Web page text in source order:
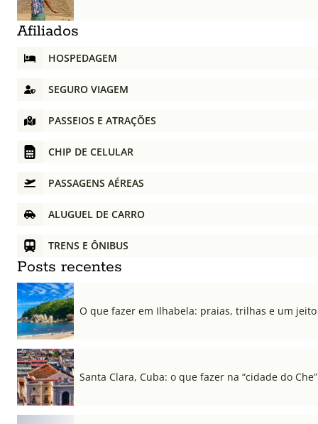
Afiliados
HOSPEDAGEM
SEGURO VIAGEM
PASSEIOS E ATRAÇÕES
CHIP DE CELULAR
PASSAGENS AÉREAS
ALUGUEL DE CARRO
TRENS E ÔNIBUS
Posts recentes
O que fazer em Ilhabela: praias, trilhas e um
Santa Clara, Cuba: o que fazer na “cidade do Che”